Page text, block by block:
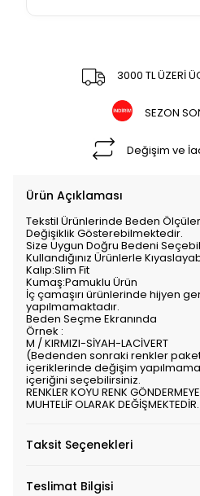
3000 TL ÜZERİ
SEZON
Değişim ve
Ürün Açıklaması
Tekstil Ürünlerinde Beden
Değişiklik Gösterebilmektedir.
Size Uygun Doğru Bedeni
Kullandığınız Ürünlerle
Kalıp:Slim Fit
Kumaş:Pamuklu Ürün
İç çamaşırı ürünlerinde hijyen
yapılmamaktadır.
Beden Seçme Ekranında
Örnek :
M / KIRMIZI-SİYAH-LACİVERT
(Bedenden sonraki renkler
içeriklerinde değişim
içeriğini seçebilirsiniz.
RENKLER KOYU RENK
MUHTELİF OLARAK DEĞİŞMEKTEDİR.
Taksit Seçenekleri
Teslimat Bilgisi